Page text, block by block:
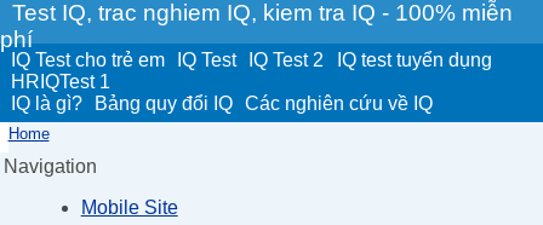
Test IQ, trac nghiem IQ, kiem tra IQ - 100% miễn
phí
IQ Test cho trẻ em IQ Test IQ Test 2
IQ test tuyển dụng
HRIQTest 1
IQ là gì?
Bảng quy đổi IQ Các nghiên cứu về IQ
Home
Navigation
Mobile Site